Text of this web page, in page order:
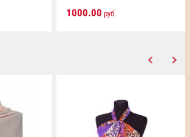
1000.00 руб.